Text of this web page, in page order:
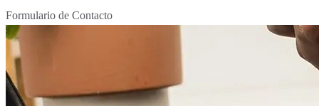
Formulario de Contacto